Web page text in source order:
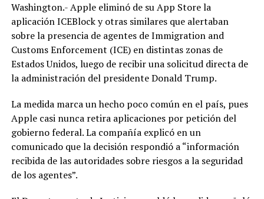
Washington.- Apple eliminó de su App Store la
aplicación ICEBlock y otras similares que alertaban
sobre la presencia de agentes de Immigration and
Customs Enforcement (ICE) en distintas zonas de
Estados Unidos, luego de recibir una solicitud directa de
la administración del presidente Donald Trump.
La medida marca un hecho poco común en el país, pues
Apple casi nunca retira aplicaciones por petición del
gobierno federal. La compañía explicó en un
comunicado que la decisión respondió a “información
recibida de las autoridades sobre riesgos a la seguridad
de los agentes”.